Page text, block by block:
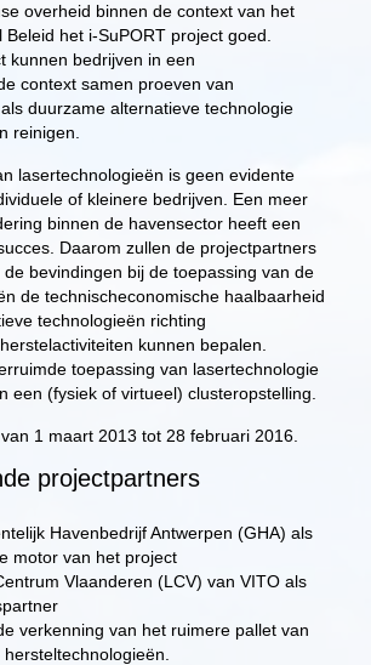
overheid binnen de context van het
het i-SuPORT project goed.
kunnen bedrijven in een
context samen proeven van
duurzame alternatieve technologie
reinigen.
lasertechnologieën is geen evidente
of kleinere bedrijven. Een meer
binnen de havensector heeft een
Daarom zullen de projectpartners
bevindingen bij de toepassing van de
de technischeconomische haalbaarheid
technologieën richting
kunnen bepalen.
toepassing van lasertechnologie
een (fysiek of virtueel) clusteropstelling.
1 maart 2013 tot 28 februari 2016.
projectpartners
Havenbedrijf Antwerpen (GHA) als
motor van het project
Vlaanderen (LCV) van VITO als
verkenning van het ruimere pallet van